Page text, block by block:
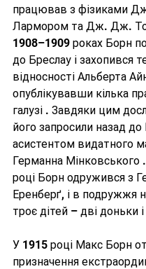
працював з фізиками
Лармором та Дж. Дж.
1908–1909 роках Борн
до Бреслау і захопився
відносності Альберта
опублікувавши кілька
галузі . Завдяки цим
його запросили назад до
асистентом видатного
Германна Мінковського
році Борн одружився з
Еренберґ, і в подружжя
троє дітей – дві доньки
У 1915 році Макс Борн
призначення